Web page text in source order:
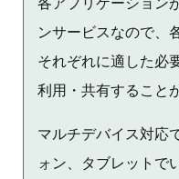
各アプリケーション
ンサービスなので、
それぞれに適した必
利用・共有すること
マルチデバイス対応
ォン、タブレットで